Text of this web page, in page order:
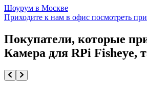
Шоурум в Москве
Приходите к нам в офис посмотреть
Покупатели, которые
Камера для RPi Fisheye,